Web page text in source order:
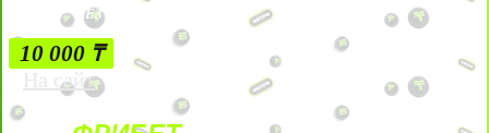
БЕЗ УСЛОВИЙ
10 000 ₸
На сайт